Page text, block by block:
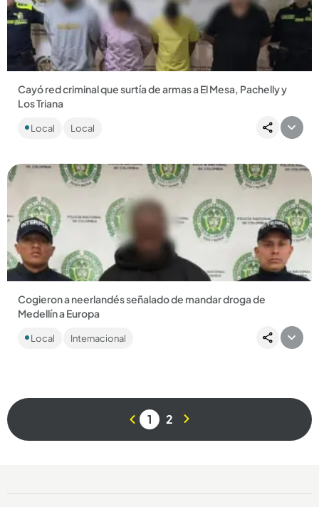
Compartir Noticia
Cayó red criminal que surtía de armas a El Mesa, Pachelly y
Los Triana
señalada de traficar armas desde Estados Unidos para los
Local Local
Compartir Noticia
Cogieron a neerlandés señalado de mandar droga de
Medellín a Europa
aeropuerto El Dorado de Bogotá y tenía circular roja de
Local Internacional
1 2